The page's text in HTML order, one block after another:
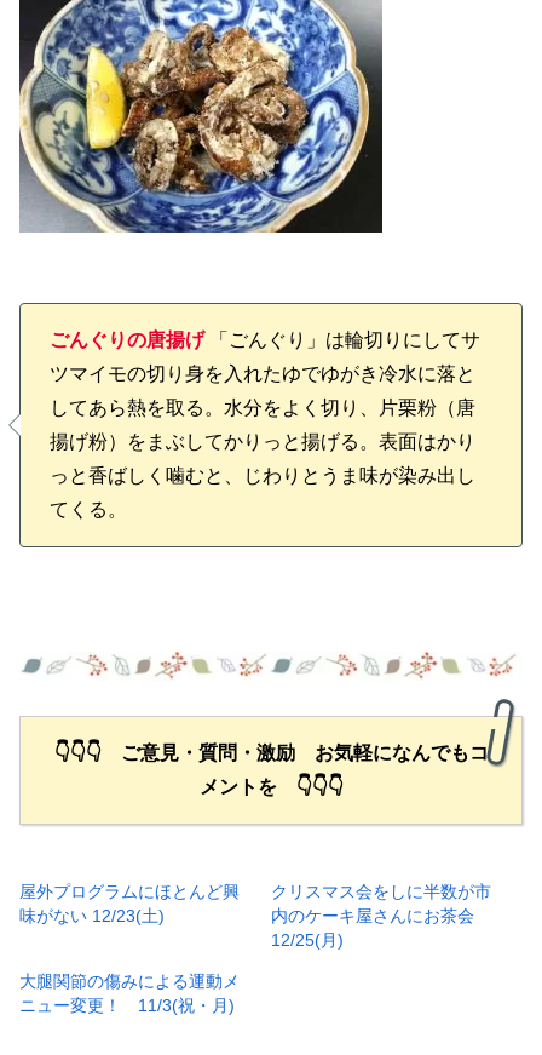
ごんぐりの唐揚げ「ごんぐり」は輪切りにしてサ
ツマイモの切り身を入れたゆでゆがき冷水に落と
してあら熱を取る。水分をよく切り、片栗粉（唐
揚げ粉）をまぶしてかりっと揚げる。表面はかり
っと香ばしく噛むと、じわりとうま味が染み出し
てくる。
👇👇👇 ご意見・質問・激励 お気軽になんでもコ
メントを 👇👇👇
屋外プログラムにほとんど興
味がない 12/23(土)
クリスマス会をしに半数が市
内のケーキ屋さんにお茶会
12/25(月)
大腿関節の傷みによる運動メ
ニュー変更！ 11/3(祝・月)